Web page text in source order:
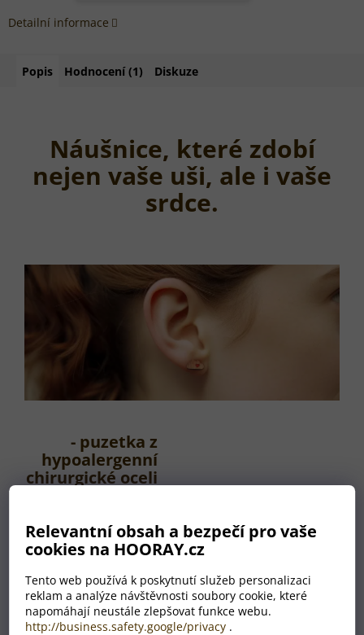
Relevantní obsah a bezpečí pro vaše
cookies na HOORAY.cz
Tento web používá k poskytnutí služeb personalizaci
reklam a analýze návštěvnosti soubory cookie, které
napomáhají neustále zlepšovat funkce webu.
http://business.safety.google/privacy .
Detailní informace
Popis Hodnocení (1) Diskuze
Náušnice, které zdobí
nejen vaše uši, ale i vaše
srdce.
- puzetka z
hypoalergenní
chirurgické oceli
transparentní
zarážka
- ošetřeno
přírodním
voskem